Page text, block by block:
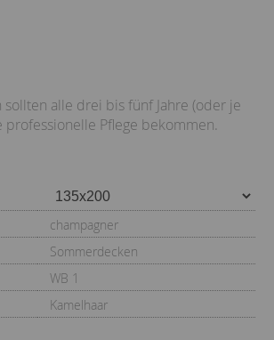
alle drei bis fünf Jahre (oder je
professionelle Pflege bekommen.
champagner
Sommerdecken
WB 1
Kamelhaar